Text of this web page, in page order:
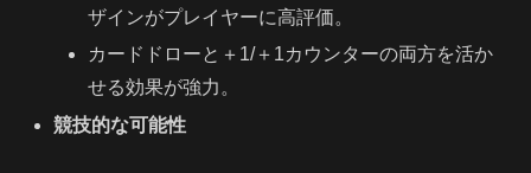
ザインがプレイヤーに高評価。
カードドローと＋1/＋1カウンターの両方を活か
せる効果が強力。
競技的な可能性